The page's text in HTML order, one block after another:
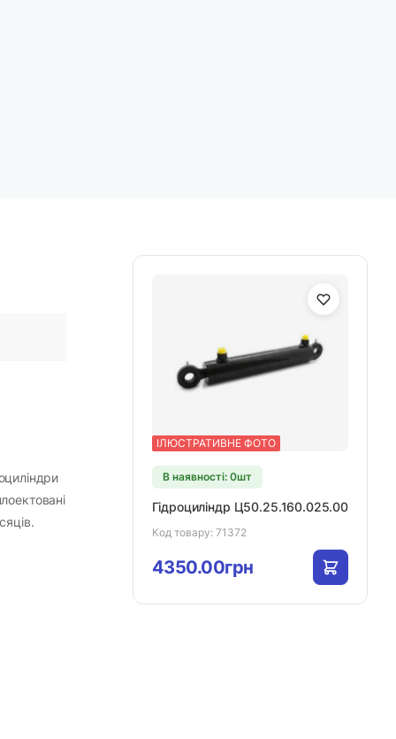
ІЛЮСТРАТИВНЕ ФОТО
В наявності: 0шт
Гідроциліндр Ц50.25.160.025.00
Код товару: 71372
4350.00грн